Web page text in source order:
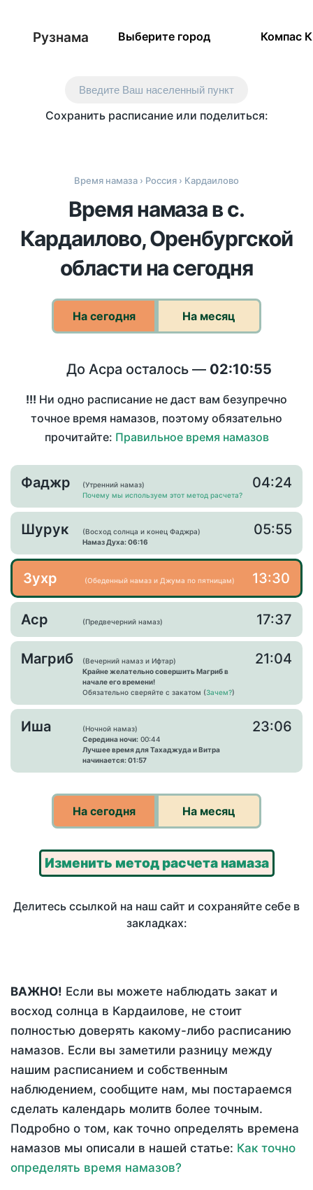
Рузнама Выберите город Компас
Введите Ваш населенный пункт
Сохранить расписание или поделиться:
Время намаза › Россия › Кардаилово
Время намаза в с.
Кардаилово, Оренбургской
области на сегодня
На сегодня На месяц
До Асра осталось — 02:10:55
!!! Ни одно расписание не даст вам безупречно
точное время намазов, поэтому обязательно
прочитайте: Правильное время намазов
Фаджр
(Утренний намаз)
Почему мы используем этот метод расчета?
04:24
Шурук
(Восход солнца и конец Фаджра)
Намаз Духа: 06:16
05:55
Зухр (Обеденный намаз и Джума по пятницам) 13:30
Аср (Предвечерний намаз) 17:37
Магриб
(Вечерний намаз и Ифтар)
Крайне желательно совершить Магриб в
начале его времени!
Обязательно сверяйте с закатом (Зачем?)
21:04
Иша
(Ночной намаз)
Середина ночи: 00:44
Лучшее время для Тахаджуда и Витра
начинается: 01:57
23:06
На сегодня На месяц
Изменить метод расчета намаза
Делитесь ссылкой на наш сайт и сохраняйте себе в
закладках:
ВАЖНО! Если вы можете наблюдать закат и
восход солнца в Кардаилове, не стоит
полностью доверять какому-либо расписанию
намазов. Если вы заметили разницу между
нашим расписанием и собственным
наблюдением, сообщите нам, мы постараемся
сделать календарь молитв более точным.
Подробно о том, как точно определять времена
намазов мы описали в нашей статье: Как точно
определять время намазов?